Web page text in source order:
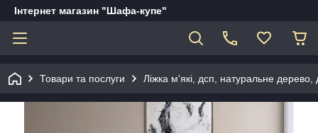
Інтернет магазин "Шафа-купе"
Товари та послуги Ліжка м'які, дсп, натуральне дерево,